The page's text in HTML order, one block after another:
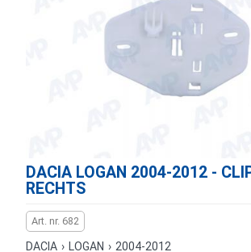
DACIA LOGAN 2004-2012 -
RECHTS
Art. nr. 682
DACIA › LOGAN › 2004-2012